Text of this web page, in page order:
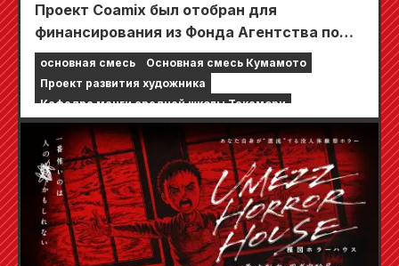
Проект Coamix был отобран для
финансирования из Фонда Агентства по
делам культуры «Укрепление основ
культурной и художественной
деятельности» в рамках программы
«Поддержка развития творцов и т. д.».
основная смесь
Основная смесь Кумамото
Проект развития художника
Кафедра манги средней школы Такамори